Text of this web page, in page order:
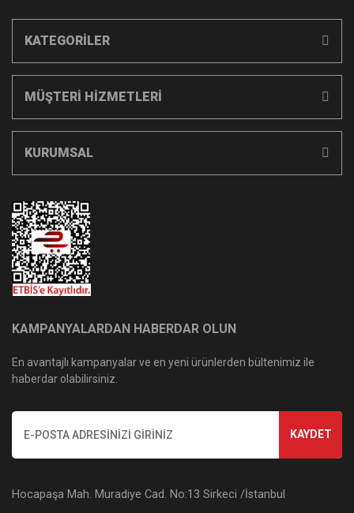
KATEGORİLER
MÜŞTERİ HİZMETLERİ
KURUMSAL
KAMPANYALARDAN HABERDAR OLUN
En avantajlı kampanyalar ve en yeni ürünlerden bültenimiz ile
haberdar olabilirsiniz.
KAYDET
Hocapaşa Mah. Muradiye Cad. No:13 Sirkeci /İstanbul